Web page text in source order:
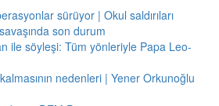
sürüyor | Okul saldırıları
son durum
ile söyleşi: Tüm yönleriyle Papa Leo-
nedenleri | Yener Orkunoğlu